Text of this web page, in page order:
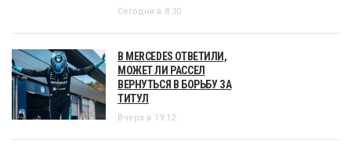
Сегодня в 8:30
В MERCEDES ОТВЕТИЛИ,
МОЖЕТ ЛИ РАССЕЛ
ВЕРНУТЬСЯ В БОРЬБУ ЗА
ТИТУЛ
Вчера в 19:12